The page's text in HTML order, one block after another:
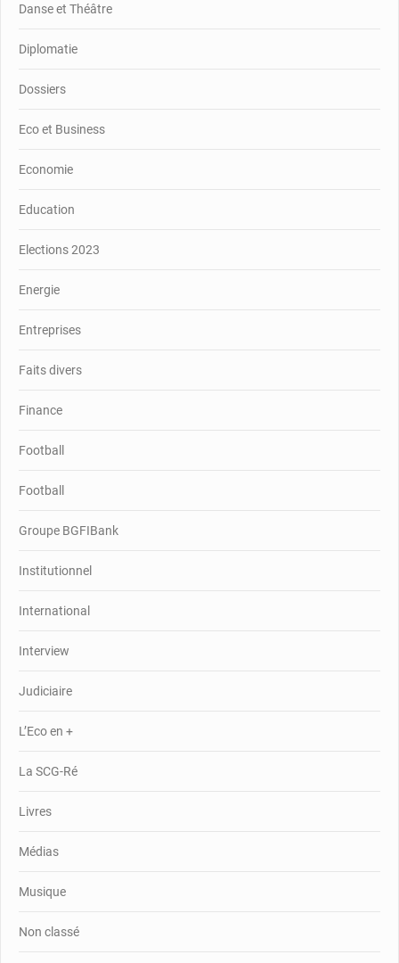
Danse et Théâtre
Diplomatie
Dossiers
Eco et Business
Economie
Education
Elections 2023
Energie
Entreprises
Faits divers
Finance
Football
Football
Groupe BGFIBank
Institutionnel
International
Interview
Judiciaire
L’Eco en +
La SCG-Ré
Livres
Médias
Musique
Non classé